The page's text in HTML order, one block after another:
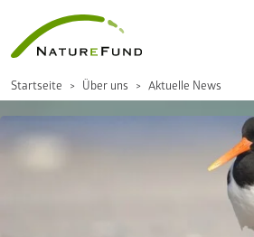
Startseite Über uns Aktuelle News